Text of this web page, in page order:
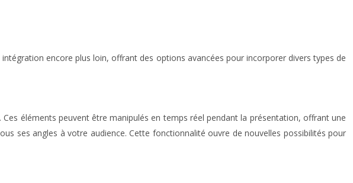
encore plus loin, offrant des options avancées pour incorporer divers types de
éléments peuvent être manipulés en temps réel pendant la présentation, offrant une
ses angles à votre audience. Cette fonctionnalité ouvre de nouvelles possibilités pour